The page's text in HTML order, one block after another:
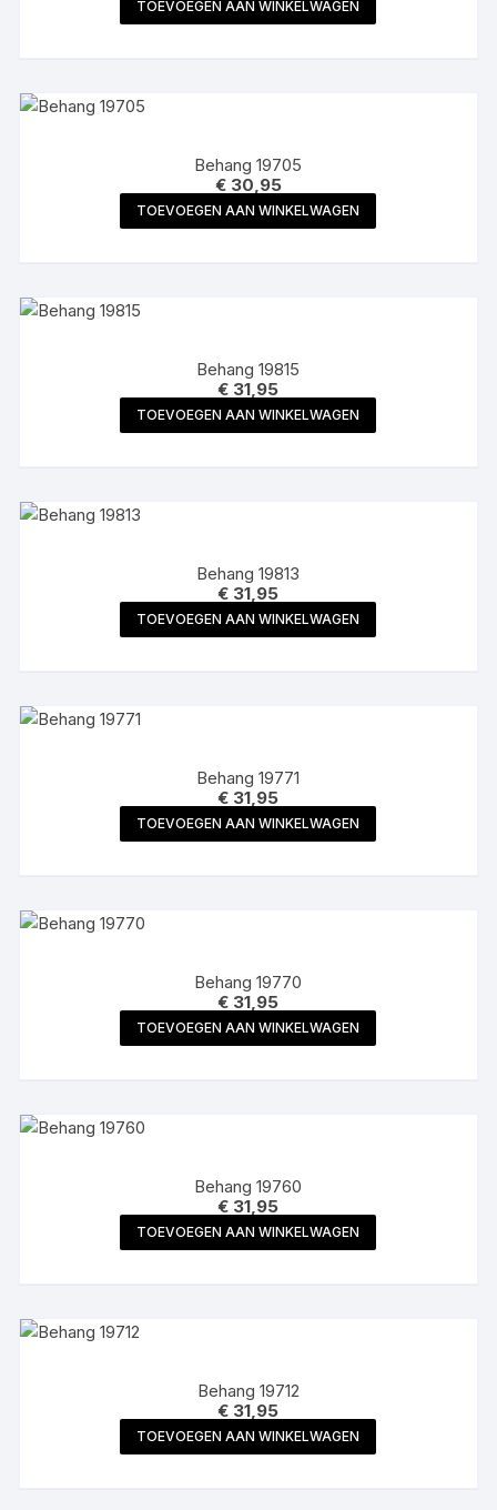
TOEVOEGEN AAN WINKELWAGEN
Behang 19705
€30,95
TOEVOEGEN AAN WINKELWAGEN
Behang 19815
€ 31,95
TOEVOEGEN AAN WINKELWAGEN
Behang 19813
€ 31,95
TOEVOEGEN AAN WINKELWAGEN
Behang 19771
€ 31,95
TOEVOEGEN AAN WINKELWAGEN
Behang 19770
€ 31,95
TOEVOEGEN AAN WINKELWAGEN
Behang 19760
€ 31,95
TOEVOEGEN AAN WINKELWAGEN
Behang 19712
€ 31,95
TOEVOEGEN AAN WINKELWAGEN